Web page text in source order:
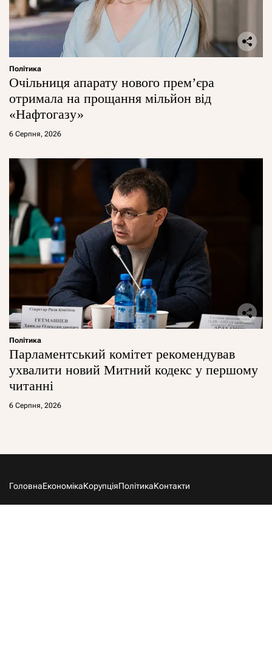
Політика
Очільниця апарату нового прем’єра
отримала на прощання мільйон від
«Нафтогазу»
6 Серпня, 2026
Політика
Парламентський комітет рекомендував
ухвалити новий Митний кодекс у першому
читанні
6 Серпня, 2026
ГоловнаЕкономікаКорупціяПолітикаКонтакти